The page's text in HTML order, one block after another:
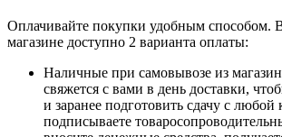
Оплачивайте покупки удобным способом.
магазине доступно 2 варианта оплаты:
Наличные при самовывозе из
свяжется с вами в день доставки,
и заранее подготовить сдачу с
подписываете